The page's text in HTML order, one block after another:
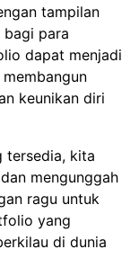
tampilan
bagi para
dapat menjadi
keunikan diri
tersedia, kita
mengunggah
ragu untuk
yang
di dunia